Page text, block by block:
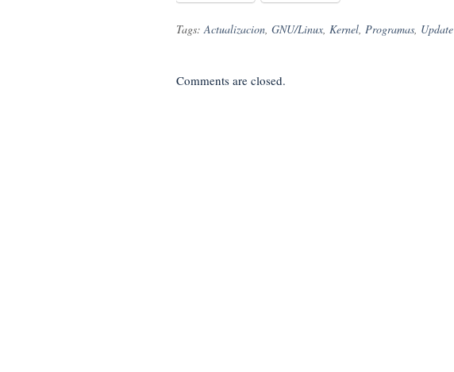
Tags:Actualizacion, GNU/Linux, Kernel, Programas, Update
Comments are closed.